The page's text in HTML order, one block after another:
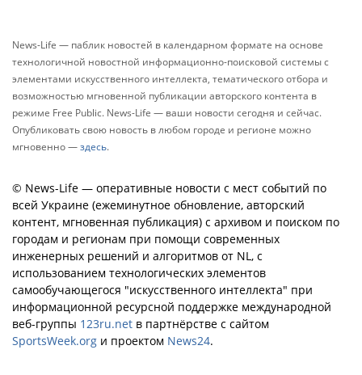
News-Life — паблик новостей в календарном формате на основе
технологичной новостной информационно-поисковой системы с
элементами искусственного интеллекта, тематического отбора и
возможностью мгновенной публикации авторского контента в
режиме Free Public. News-Life — ваши новости сегодня и сейчас.
Опубликовать свою новость в любом городе и регионе можно
мгновенно —здесь.
© News-Life — оперативные новости с мест событий по
всей Украине (ежеминутное обновление, авторский
контент, мгновенная публикация) с архивом и поиском по
городам и регионам при помощи современных
инженерных решений и алгоритмов от NL, с
использованием технологических элементов
самообучающегося "искусственного интеллекта" при
информационной ресурсной поддержке международной
веб-группы 123ru.net в партнёрстве с сайтом
SportsWeek.org и проектом News24.